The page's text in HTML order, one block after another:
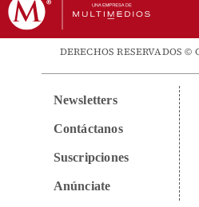
DERECHOS RESERVADOS ©
Newsletters
Contáctanos
Suscripciones
Anúnciate